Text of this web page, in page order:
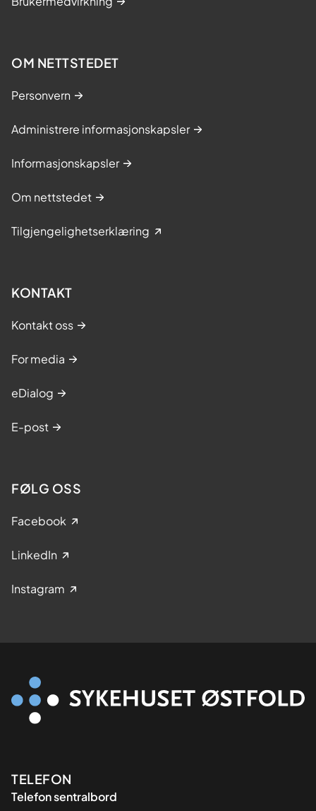
OM NETTSTEDET
Personvern
Administrere informasjonskapsler
Informasjonskapsler
Om nettstedet
Tilgjengelighetserklæring
KONTAKT
Kontakt oss
For media
eDialog
E-post
FØLG OSS
Facebook
LinkedIn
Instagram
Kontaktinformasjon
TELEFON
Telefon sentralbord